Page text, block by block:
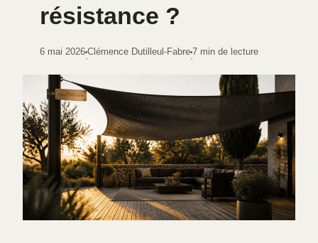
résistance ?
6 mai 2026
·
Clémence Dutilleul-Fabre
·
7 min de lecture